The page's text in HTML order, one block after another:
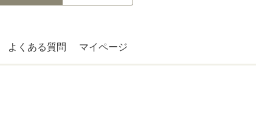
よくある質問 マイページ